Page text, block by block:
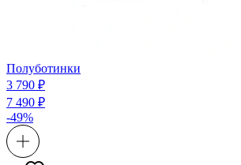
Полуботинки
3 790 ₽
7 490 ₽
-49%